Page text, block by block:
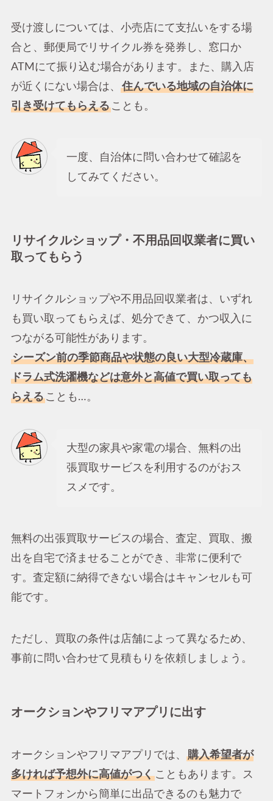
受け渡しについては、小売店にて支払いをする場
合と、郵便局でリサイクル券を発券し、窓口か
ATMにて振り込む場合があります。また、購入店
が近くにない場合は、
住んでいる地域の自治体に
引き受けてもらえることも。
一度、自治体に問い合わせて確認を
してみてください。
リサイクルショップ・不用品回収業者に買い
取ってもらう
リサイクルショップや不用品回収業者は、いずれ
も買い取ってもらえば、処分できて、かつ収入に
つながる可能性があります。
シーズン前の季節商品や状態の良い大型冷蔵庫、
ドラム式洗濯機などは意外と高値で買い取っても
らえることも…。
大型の家具や家電の場合、無料の出
張買取サービスを利用するのがおス
スメです。
無料の出張買取サービスの場合、査定、買取、搬
出を自宅で済ませることができ、非常に便利で
す。査定額に納得できない場合はキャンセルも可
能です。
ただし、買取の条件は店舗によって異なるため、
事前に問い合わせて見積もりを依頼しましょう。
オークションやフリマアプリに出す
オークションやフリマアプリでは、
購入希望者が
多ければ予想外に高値がつくこともあります。ス
マートフォンから簡単に出品できるのも魅力で